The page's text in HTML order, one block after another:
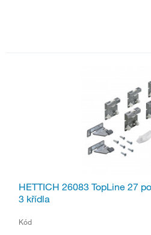
HETTICH 26083 TopLine 27
3 křídla
Kód